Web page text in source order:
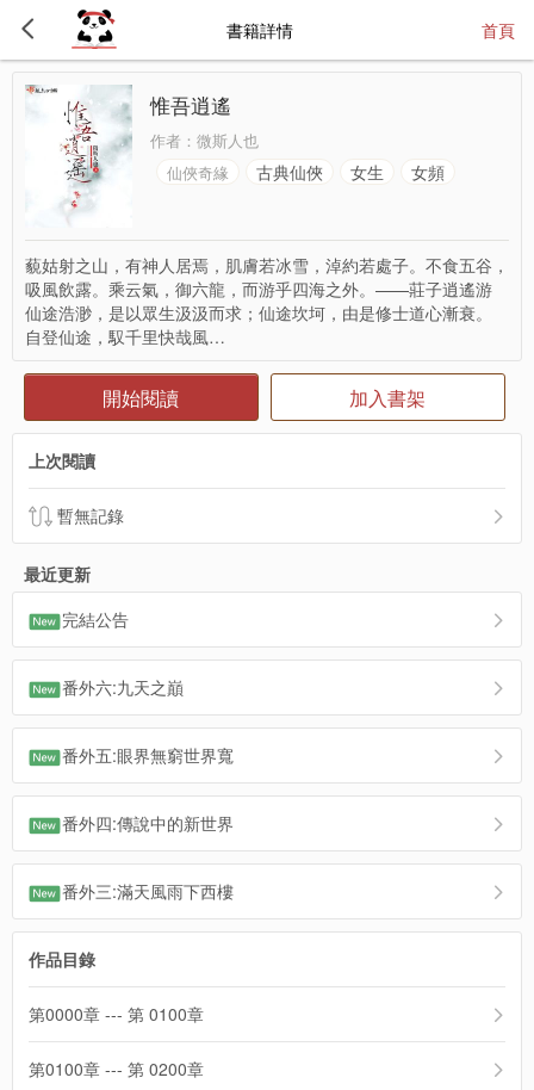
書籍詳情 首頁
惟吾逍遙
作者： 微斯人也
仙俠奇緣
古典仙俠 女生 女頻
藐姑射之山，有神人居焉，肌膚若冰雪，淖約若處子。不食五谷，
吸風飲露。乘云氣，御六龍，而游乎四海之外。——莊子逍遙游
仙途浩渺，是以眾生汲汲而求；仙途坎坷，由是修士道心漸衰。
自登仙途，馭千里快哉風…
開始閱讀 加入書架
上次閱讀
暫無記錄
最近更新
完結公告
番外六:九天之巔
番外五:眼界無窮世界寬
番外四:傳說中的新世界
番外三:滿天風雨下西樓
作品目錄
第0000章 --- 第 0100章
第0100章 --- 第 0200章